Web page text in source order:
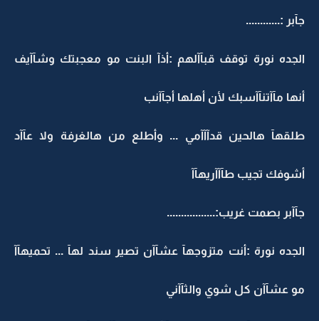
جآبر :............
الجده نورة توقف قبآآلهم :أذآ البنت مو معجبتك وشآآيف
أنها مآآتنآآسبك لأن أهلها أجآآنب
طلقهآ هالحين قدآآآمي ... وأطلع من هالغرفة ولا عآآد
أشوفك تجيب طآآآريهآآ
جآآبر بصمت غريب:.................
الجده نورة :أنت متزوجهآ عشآآن تصير سند لهآ ... تحميهآآ
مو عشآآن كل شوي والثآآني